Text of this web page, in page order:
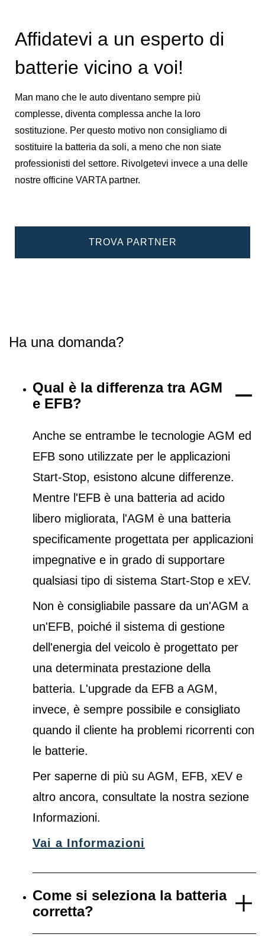
Affidatevi a un esperto di
batterie vicino a voi!
Man mano che le auto diventano sempre più
complesse, diventa complessa anche la loro
sostituzione. Per questo motivo non consigliamo di
sostituire la batteria da soli, a meno che non siate
professionisti del settore. Rivolgetevi invece a una delle
nostre officine VARTA partner.
TROVA PARTNER
Ha una domanda?
Qual è la differenza tra AGM
e EFB?
Anche se entrambe le tecnologie AGM ed
EFB sono utilizzate per le applicazioni
Start-Stop, esistono alcune differenze.
Mentre l'EFB è una batteria ad acido
libero migliorata, l'AGM è una batteria
specificamente progettata per applicazioni
impegnative e in grado di supportare
qualsiasi tipo di sistema Start-Stop e xEV.
Non è consigliabile passare da un'AGM a
un'EFB, poiché il sistema di gestione
dell'energia del veicolo è progettato per
una determinata prestazione della
batteria. L'upgrade da EFB a AGM,
invece, è sempre possibile e consigliato
quando il cliente ha problemi ricorrenti con
le batterie.
Per saperne di più su AGM, EFB, xEV e
altro ancora, consultate la nostra sezione
Informazioni.
Vai a Informazioni
Come si seleziona la batteria
corretta?